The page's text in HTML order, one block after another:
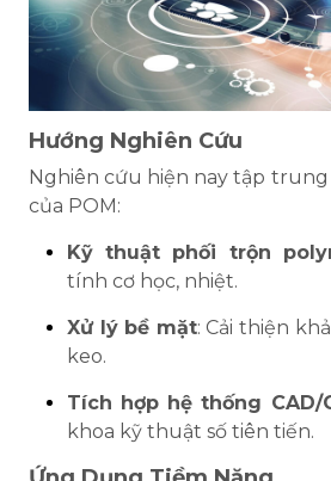
Hướng Nghiên Cứu
Nghiên cứu hiện nay tập
của POM:
Kỹ thuật phối trộn
tính cơ học, nhiệt.
Xử lý bề mặt: Cải thiện
keo.
Tích hợp hệ thống CAD/
khoa kỹ thuật số tiên tiến.